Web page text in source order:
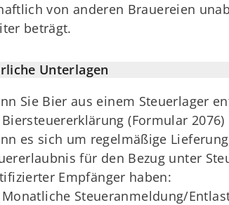
von anderen Brauereien
beträgt.
Unterlagen
Sie Bier aus einem Steuerlager
Biersteuererklärung (Formular 2076)
es sich um regelmäßige
für den Bezug unter
Empfänger haben:
Monatliche Steueranmeldung/